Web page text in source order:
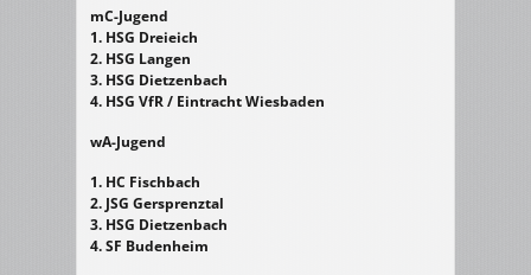
mC-Jugend
1. HSG Dreieich
2. HSG Langen
3. HSG Dietzenbach
4. HSG VfR / Eintracht Wiesbaden
wA-Jugend
1. HC Fischbach
2. JSG Gersprenztal
3. HSG Dietzenbach
4. SF Budenheim